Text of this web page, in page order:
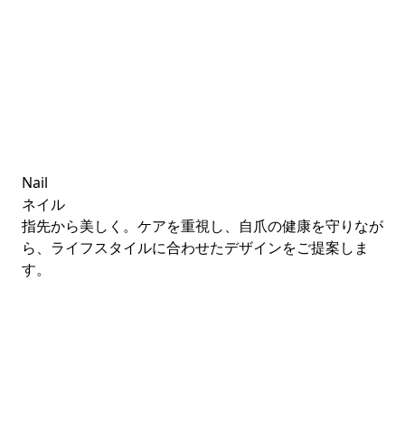
Nail
ネイル
指先から美しく。ケアを重視し、自爪の健康を守りなが
ら、ライフスタイルに合わせたデザインをご提案しま
す。